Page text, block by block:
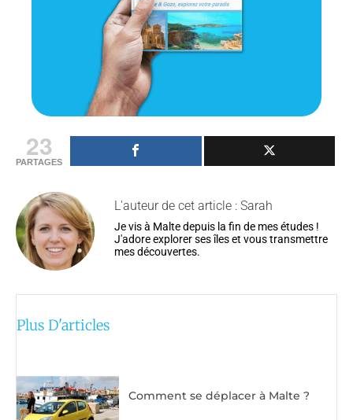
23
PARTAGES
L'auteur de cet article : Sarah
Je vis à Malte depuis la fin de mes études !
J'adore explorer ses îles et vous transmettre
mes découvertes.
Plus D'articles
Comment se déplacer à Malte ?